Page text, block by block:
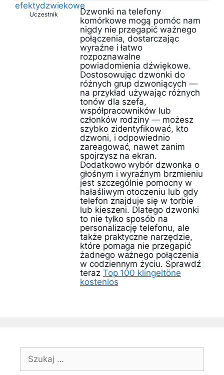
efektydzwiekowe
Uczestnik
Dzwonki na telefony
komórkowe mogą pomóc nam
nigdy nie przegapić ważnego
połączenia, dostarczając
wyraźne i łatwo
rozpoznawalne
powiadomienia dźwiękowe.
Dostosowując dzwonki do
różnych grup dzwoniących —
na przykład używając różnych
tonów dla szefa,
współpracowników lub
członków rodziny — możesz
szybko zidentyfikować, kto
dzwoni, i odpowiednio
zareagować, nawet zanim
spojrzysz na ekran.
Dodatkowo wybór dzwonka o
głośnym i wyraźnym brzmieniu
jest szczególnie pomocny w
hałaśliwym otoczeniu lub gdy
telefon znajduje się w torbie
lub kieszeni. Dlatego dzwonki
to nie tylko sposób na
personalizację telefonu, ale
także praktyczne narzędzie,
które pomaga nie przegapić
żadnego ważnego połączenia
w codziennym życiu. Sprawdź
teraz Top 100 klingeltöne
kostenlos
Szukaj: